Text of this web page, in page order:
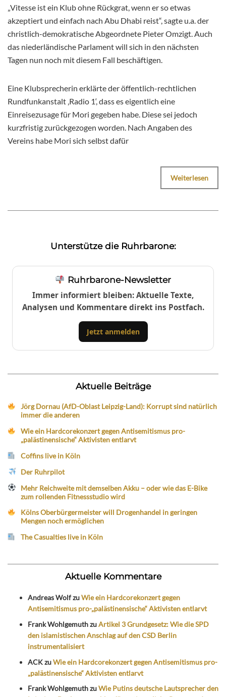
„Vitesse ist ein Klub ohne Rückgrat, wenn er so etwas
akzeptiert und einfach nach Abu Dhabi reist“, sagte u.a. der
christlich-demokratische Abgeordnete Pieter Omzigt. Auch
das niederländische Parlament will sich in den nächsten
Tagen nun noch mit diesem Fall beschäftigen.
Eine Klubsprecherin erklärte der öffentlich-rechtlichen
Rundfunkanstalt ‚Radio 1‘, dass es eigentlich eine
Einreisezusage für Mori gegeben habe. Diese sei jedoch
kurzfristig zurückgezogen worden. Nach Angaben des
Vereins habe Mori sich selbst dafür
Weiterlesen
Unterstütze die Ruhrbarone:
Ruhrbarone-Newsletter
Immer informiert bleiben: Aktuelle Texte,
Analysen und Kommentare direkt ins Postfach.
Jetzt anmelden
Aktuelle Beiträge
Jörg Dornau (AfD-Oblast Leipzig-Land): Korrupt sind natürlich
immer die anderen
Wie ein Hardcorekonzert gegen Antisemitismus pro-
„palästinensische“ Aktivisten entlarvt
Coffins live in Köln
Der Ruhrpilot
Mehr Reichweite mit demselben Akku – oder wie das E-Bike
zum rollenden Fitnessstudio wird
Kölns Oberbürgermeister will Drogenhandel in geringen
Mengen noch ermöglichen
The Casualties live in Köln
Aktuelle Kommentare
Andreas WolfzuWie ein Hardcorekonzert gegen
Antisemitismus pro-„palästinensische“ Aktivisten entlarvt
Frank WohlgemuthzuArtikel 3 Grundgesetz: Wie die SPD
den islamistischen Anschlag auf den CSD Berlin
instrumentalisiert
ACKzuWie ein Hardcorekonzert gegen Antisemitismus pro-
„palästinensische“ Aktivisten entlarvt
Frank WohlgemuthzuWie Putins deutsche Lautsprecher den